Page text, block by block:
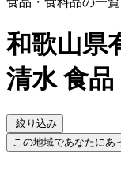
和歌山県
清水 食
絞り込み
この地域であなたにあ